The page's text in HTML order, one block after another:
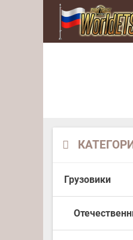
Грузовики